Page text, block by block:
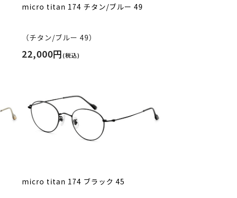
micro titan 174 チタン/ブルー 49
（チタン/ブルー 49）
22,000円(税込)
micro titan 174 ブラック 45